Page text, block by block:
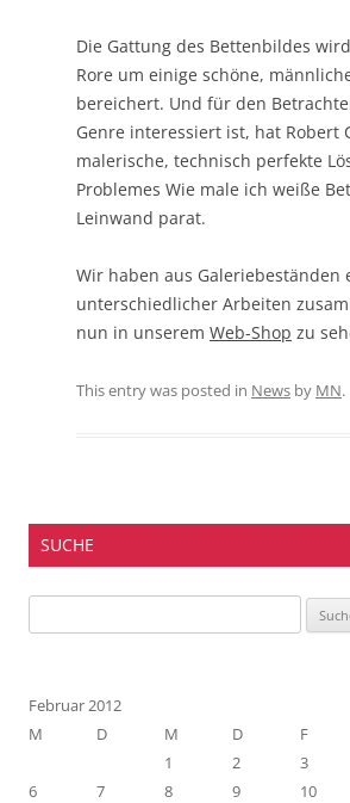
Die Gattung des Bettenbildes
Rore um einige schöne,
bereichert. Und für den
Genre interessiert ist, hat Robert
malerische, technisch perfekte
Problemes Wie male ich weiße
Leinwand parat.
Wir haben aus Galeriebeständen
unterschiedlicher Arbeiten
nun in unserem Web-Shop zu
This entry was posted in News by MN.
SUCHE
nach:
Februar 2012
M
D M D F
1
2 3
6
7 8 9 10